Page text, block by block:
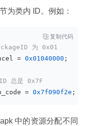
为类内 ID。例如：
 复制代码
为 0x01
= 0x01040000 ;
总是 0x7F
= 0x7f090f2e ;
中的资源分配不同